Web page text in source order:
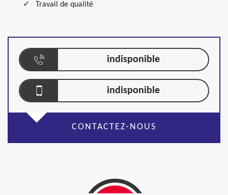
Travail de qualité
indisponible
indisponible
CONTACTEZ-NOUS